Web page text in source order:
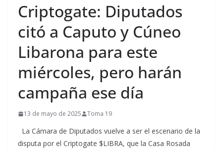
Criptogate: Diputados
citó a Caputo y Cúneo
Libarona para este
miércoles, pero harán
campaña ese día
13 de mayo de 2025 Toma 19
La Cámara de Diputados vuelve a ser el escenario de la
disputa por el Criptogate $LIBRA, que la Casa Rosada